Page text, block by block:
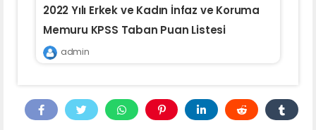
2022 Yılı Erkek ve Kadın İnfaz ve Koruma
Memuru KPSS Taban Puan Listesi
admin